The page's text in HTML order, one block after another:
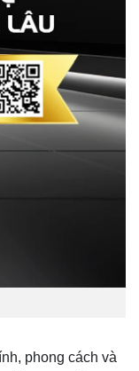
phong cách và